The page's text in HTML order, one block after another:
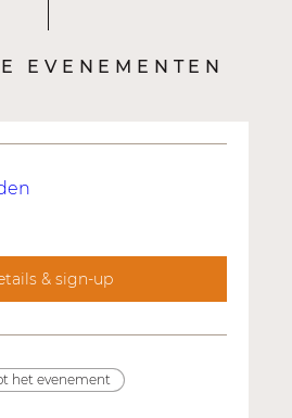
EVENEMENTEN
& sign-up
het evenement